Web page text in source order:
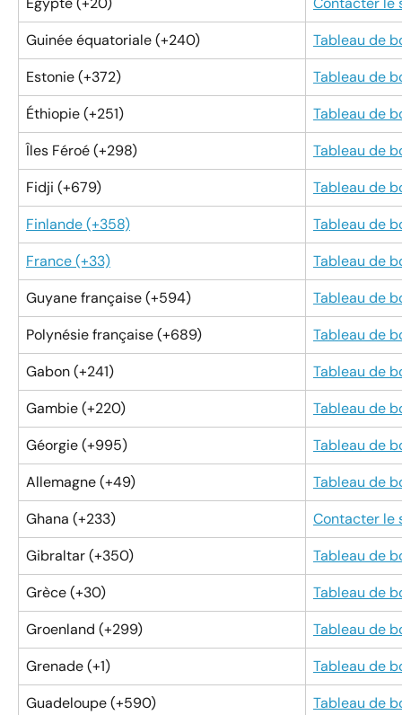
Guinée équatoriale (+240)
Tableau de
Estonie (+372)
Tableau de
Éthiopie (+251)
Tableau de
Îles Féroé (+298)
Tableau de
Fidji (+679)
Tableau de
Finlande (+358)
Tableau de
France (+33)
Tableau de
Guyane française (+594)
Tableau de
Polynésie française (+689)
Tableau de
Gabon (+241)
Tableau de
Gambie (+220)
Tableau de
Géorgie (+995)
Tableau de
Allemagne (+49)
Tableau de
Ghana (+233)
Contacter le
Gibraltar (+350)
Tableau de
Grèce (+30)
Tableau de
Groenland (+299)
Tableau de
Grenade (+1)
Tableau de
Guadeloupe (+590)
Tableau de